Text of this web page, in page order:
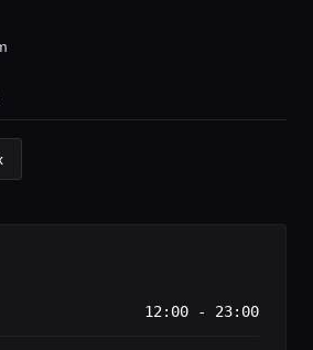
сервис
журнал
12:00 - 23:00